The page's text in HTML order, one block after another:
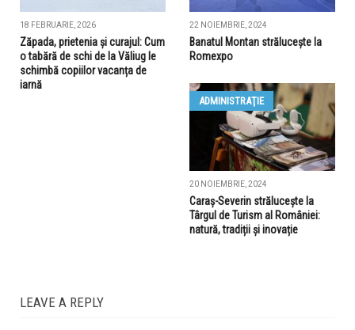
18 FEBRUARIE, 2026
Zăpada, prietenia și curajul: Cum
o tabără de schi de la Văliug le
schimbă copiilor vacanța de
iarnă
22 NOIEMBRIE, 2024
Banatul Montan strălucește la
Romexpo
ADMINISTRAŢIE
20 NOIEMBRIE, 2024
Caraș-Severin strălucește la
Târgul de Turism al României:
natură, tradiții și inovație
LEAVE A REPLY